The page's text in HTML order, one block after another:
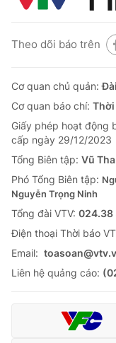
Theo dõi báo trên
Cơ quan chủ quản:
Cơ quan báo chí: Thời
Giấy phép hoạt động
cấp ngày 29/12/2023
Tổng Biên tập: Vũ
Phó Tổng Biên tập:
Nguyễn Trọng Ninh
Tổng đài VTV: 024.38
Ðiện thoại Thời báo
Email:
Liên hệ quảng cáo: